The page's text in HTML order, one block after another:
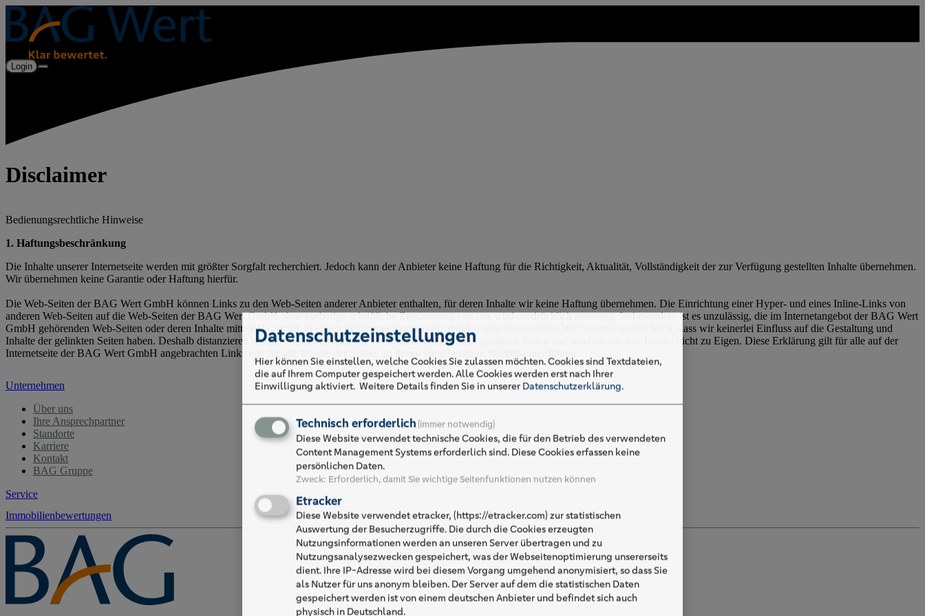
Login
Disclaimer
Bedienungsrechtliche Hinweise
1. Haftungsbeschränkung
Die Inhalte unserer Internetseite werden mit größter Sorgfalt recherchiert. Jedoch kann der Anbieter keine Haftung für die Richtigkeit, Aktualität, Vollständigkeit der zur Verfügung gestellten Inhalte übernehmen.
Wir übernehmen keine Garantie oder Haftung hierfür.
Die Web-Seiten der BAG Wert GmbH können Links zu den Web-Seiten anderer Anbieter enthalten, für deren Inhalte wir keine Haftung übernehmen. Die Einrichtung einer Hyper- und eines Inline-Links von
anderen Web-Seiten auf die Web-Seiten der BAG Wert GmbH ohne vorherige schriftliche Zustimmung von uns wird ausdrücklich untersagt. Insbesondere ist es unzulässig, die im Internetangebot der BAG Wert
GmbH gehörenden Web-Seiten oder deren Inhalte mittels Hyperlink in einem Teilfenster (frame) einzubinden oder darzustellen. Wir betonen ausdrücklich, dass wir keinerlei Einfluss auf die Gestaltung und
Inhalte der gelinkten Seiten haben. Deshalb distanzieren wir uns hiermit ausdrücklich von allen Inhalten aller gelinkten Seiten und machen uns ihre Inhalte nicht zu Eigen. Diese Erklärung gilt für alle auf der
Internetseite der BAG Wert GmbH angebrachten Links und für alle Inhalte der Seiten, zu denen eingebundene Werbebanner führen.
Unternehmen
Über uns
Ihre Ansprechpartner
Standorte
Karriere
Kontakt
BAG Gruppe
Service
Immobilienbewertungen
Datenschutzeinstellungen
Hier können Sie einstellen, welche Cookies Sie zulassen möchten. Cookies sind Textdateien,
die auf Ihrem Computer gespeichert werden. Alle Cookies werden erst nach Ihrer
Einwilligung aktiviert. Weitere Details finden Sie in unserer Datenschutzerklärung.
Technisch erforderlich (immer notwendig)
Diese Website verwendet technische Cookies, die für den Betrieb des verwendeten
Content Management Systems erforderlich sind. Diese Cookies erfassen keine
persönlichen Daten.
Zweck: Erforderlich, damit Sie wichtige Seitenfunktionen nutzen können
Etracker
Diese Website verwendet etracker, (https://etracker.com) zur statistischen
Auswertung der Besucherzugriffe. Die durch die Cookies erzeugten
Nutzungsinformationen werden an unseren Server übertragen und zu
Nutzungsanalysezwecken gespeichert, was der Webseitenoptimierung unsererseits
dient. Ihre IP-Adresse wird bei diesem Vorgang umgehend anonymisiert, so dass Sie
als Nutzer für uns anonym bleiben. Der Server auf dem die statistischen Daten
gespeichert werden ist von einem deutschen Anbieter und befindet sich auch
physisch in Deutschland.